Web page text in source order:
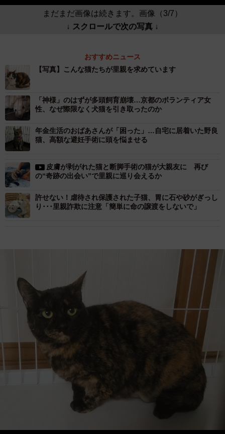
まだまだ画像は続きます。画像（3/7）
↓ スクロールで次の写真 ↓
おすすめニュース
【写真】こんな猫たちが里親を求めています
「神様」のはずが多頭飼育崩壊…京都のボランティア女
性、なぜ際限なく犬猫を引き取ったのか
年金生活のおばあさんが「困った」…自宅に居着いた野良
猫、高額な避妊手術に頭を悩ませる
皮膚が剥がれた猫と断脚手術の猫が大親友に 再び
の“奇跡の出会い”で里親に巡り会えるか
許せない！虐待され保護された子猫、胃に石や砂がぎっし
り･･･里親詐欺に注意「簡単に命の譲渡をしないで」